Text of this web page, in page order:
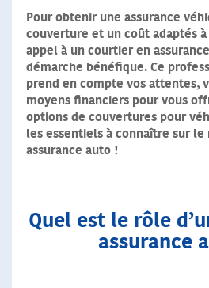
Pour obtenir une assurance
couverture et un coût adaptés à
appel à un courtier en
démarche bénéfique. Ce
prend en compte vos attentes,
moyens financiers pour vous
options de couvertures pour
les essentiels à connaître sur le
assurance auto !
Quel est le rôle
assurance